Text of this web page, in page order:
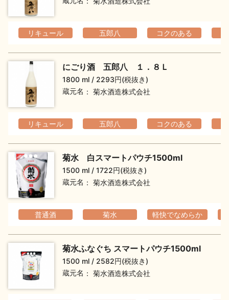
リキュール 五郎八 コクのある
にごり酒 五郎八 １．８Ｌ
1800 ml
2293円(税抜き)
蔵元名
菊水酒造株式会社
リキュール 五郎八 コクのある
菊水 白スマートパウチ1500ml
1500 ml
1722円(税抜き)
蔵元名
菊水酒造株式会社
普通酒 菊水 軽快でなめらか
菊水ふなぐち スマートパウチ1500ml
1500 ml
2582円(税抜き)
蔵元名
菊水酒造株式会社